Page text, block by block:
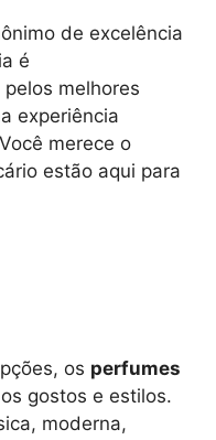
de excelência
é
melhores
experiência
merece o
estão aqui para
os perfumes
gostos e estilos.
moderna,